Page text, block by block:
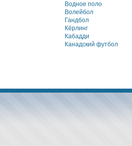
Водное поло
Волейбол
Гандбол
Кёрлинг
Кабадди
Канадский футбол